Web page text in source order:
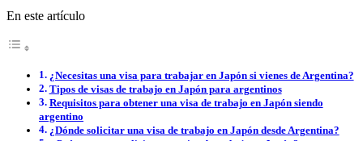
En este artículo
¿Necesitas una visa para trabajar en Japón si vienes de Argentina?
Tipos de visas de trabajo en Japón para argentinos
Requisitos para obtener una visa de trabajo en Japón siendo
argentino
¿Dónde solicitar una visa de trabajo en Japón desde Argentina?